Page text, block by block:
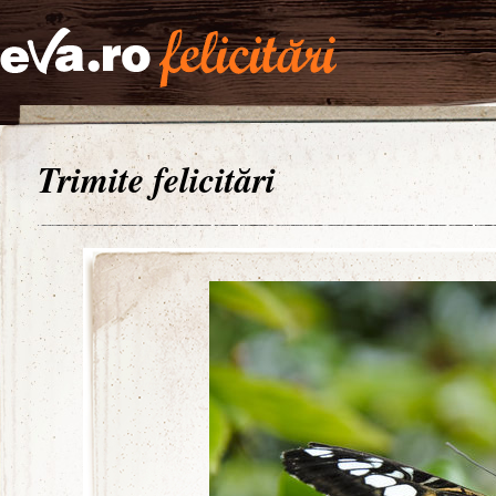
Trimite felicitări